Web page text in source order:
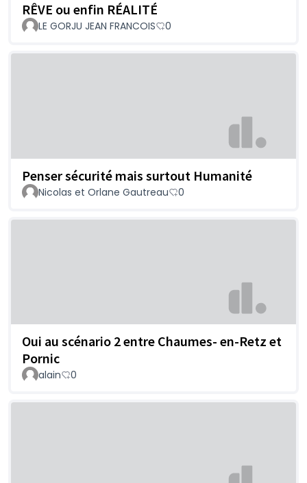
RÊVE ou enfin RÉALITÉ
LE GORJU JEAN FRANCOIS 0
Penser sécurité mais surtout Humanité
Nicolas et Orlane Gautreau 0
Oui au scénario 2 entre Chaumes- en-Retz et
Pornic
alain 0